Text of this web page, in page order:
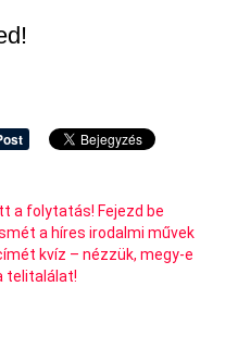
a folytatás! Fejezd be
a híres irodalmi művek
kvíz – nézzük, megy-e
telitalálat!